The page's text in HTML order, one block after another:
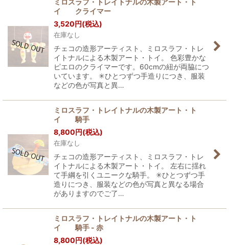
ミロスラフ・トレイトナルの木製アート・ト
イ クライマー
3,520円(税込)
在庫なし
チェコの造形アーティスト、ミロスラフ・トレ
イトナルによる木製アート・トイ。 色彩豊かな
ピエロのクライマーです。60cmの紐が両脇につ
いています。 ✳︎ひとつずつ手造りにつき、服装
などの色が写真と異…
ミロスラフ・トレイトナルの木製アート・ト
イ 騎手
8,800円(税込)
在庫なし
チェコの造形アーティスト、ミロスラフ・トレ
イトナルによる木製アート・トイ。 左右に揺れ
て手綱を引くユニークな騎手。 ✳︎ひとつずつ手
造りにつき、服装などの色が写真と異なる場合
がありますのでご了…
ミロスラフ・トレイトナルの木製アート・ト
イ 騎手 - 赤
8,800円(税込)